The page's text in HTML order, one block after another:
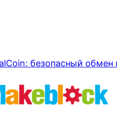
безопасный обмен